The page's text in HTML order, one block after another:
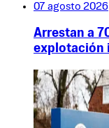
07 agosto 2026
Arrestan a
explotación